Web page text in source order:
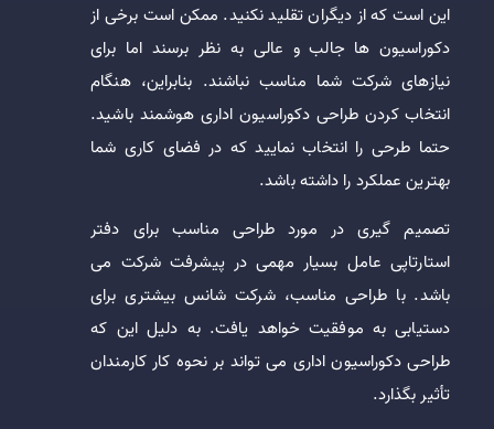
این است که از دیگران تقلید نکنید. ممکن است برخی از
دکوراسیون ها جالب و عالی به نظر برسند اما برای
نیازهای شرکت شما مناسب نباشند. بنابراین، هنگام
انتخاب کردن طراحی دکوراسیون اداری هوشمند باشید.
حتما طرحی را انتخاب نمایید که در فضای کاری شما
بهترین عملکرد را داشته باشد.
تصمیم گیری در مورد طراحی مناسب برای دفتر
استارتاپی عامل بسیار مهمی در پیشرفت شرکت می
باشد. با طراحی مناسب، شرکت شانس بیشتری برای
دستیابی به موفقیت خواهد یافت. به دلیل این که
طراحی دکوراسیون اداری می تواند بر نحوه کار کارمندان
تأثیر بگذارد.